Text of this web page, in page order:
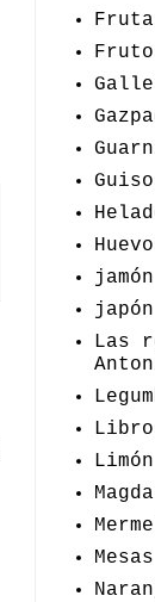
jamón
japón
Las
Limón